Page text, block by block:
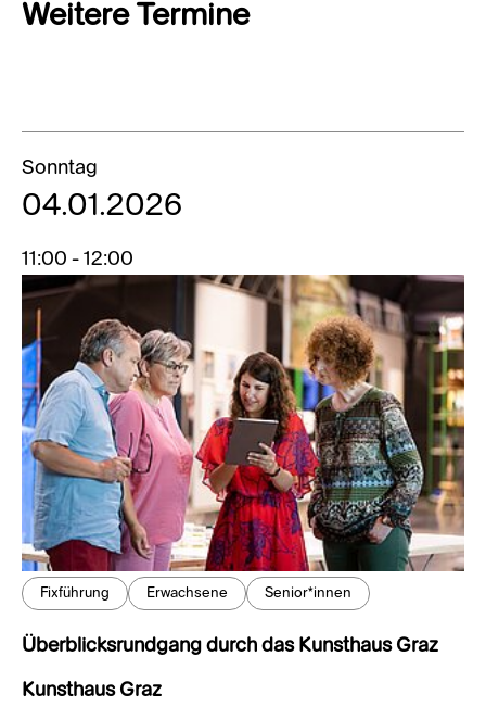
Weitere Termine
Sonntag
04.01.2026
11:00 - 12:00
Fixführung Erwachsene Senior*innen
Überblicksrundgang durch das Kunsthaus Graz
Kunsthaus Graz